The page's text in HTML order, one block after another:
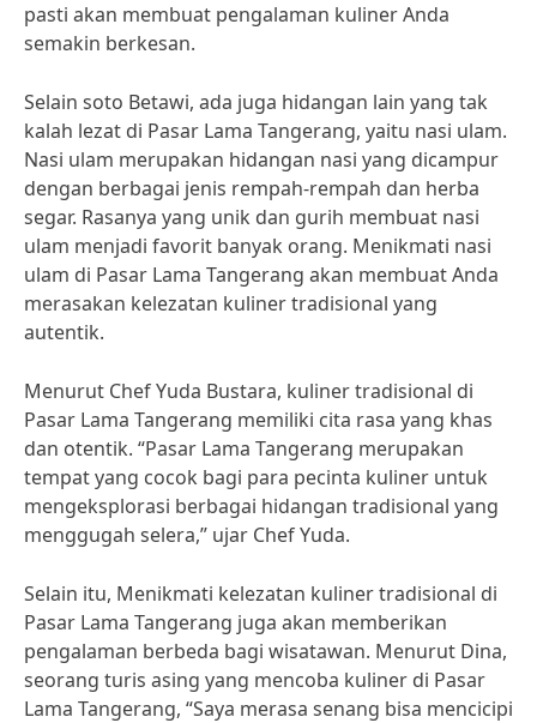
pasti akan membuat pengalaman kuliner Anda
semakin berkesan.
Selain soto Betawi, ada juga hidangan lain yang tak
kalah lezat di Pasar Lama Tangerang, yaitu nasi ulam.
Nasi ulam merupakan hidangan nasi yang dicampur
dengan berbagai jenis rempah-rempah dan herba
segar. Rasanya yang unik dan gurih membuat nasi
ulam menjadi favorit banyak orang. Menikmati nasi
ulam di Pasar Lama Tangerang akan membuat Anda
merasakan kelezatan kuliner tradisional yang
autentik.
Menurut Chef Yuda Bustara, kuliner tradisional di
Pasar Lama Tangerang memiliki cita rasa yang khas
dan otentik. “Pasar Lama Tangerang merupakan
tempat yang cocok bagi para pecinta kuliner untuk
mengeksplorasi berbagai hidangan tradisional yang
menggugah selera,” ujar Chef Yuda.
Selain itu, Menikmati kelezatan kuliner tradisional di
Pasar Lama Tangerang juga akan memberikan
pengalaman berbeda bagi wisatawan. Menurut Dina,
seorang turis asing yang mencoba kuliner di Pasar
Lama Tangerang, “Saya merasa senang bisa mencicipi